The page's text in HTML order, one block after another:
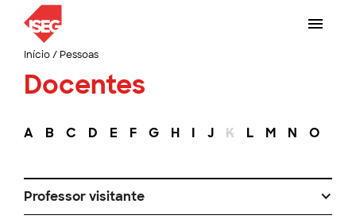
Início/ Pessoas
Docentes
A B C D E F G H I J K L M N O
Professor visitante